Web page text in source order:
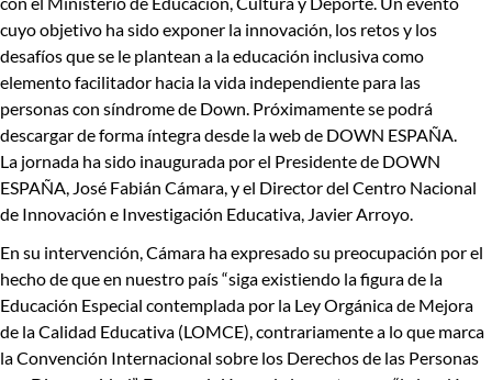
cuyo objetivo ha sido exponer la innovación, los retos y los
desafíos que se le plantean a la educación inclusivacomo
elemento facilitador hacia lavida independiente para las
personas con síndrome de Down. Próximamente se podrá
descargar de forma íntegra desde la web de DOWN ESPAÑA.
La jornada ha sido inaugurada por el Presidente de DOWN
ESPAÑA , José Fabián Cámara, y el Director del Centro Nacional
de Innovación e Investigación Educativa , Javier Arroyo.
En su intervención,Cámara ha expresado su preocupación por el
hecho de que en nuestro país “siga existiendo la figura de la
Educación Especial contemplada por la Ley Orgánica de Mejora
de la Calidad Educativa (LOMCE), contrariamente a lo que marca
la Convención Internacional sobre los Derechos de las Personas